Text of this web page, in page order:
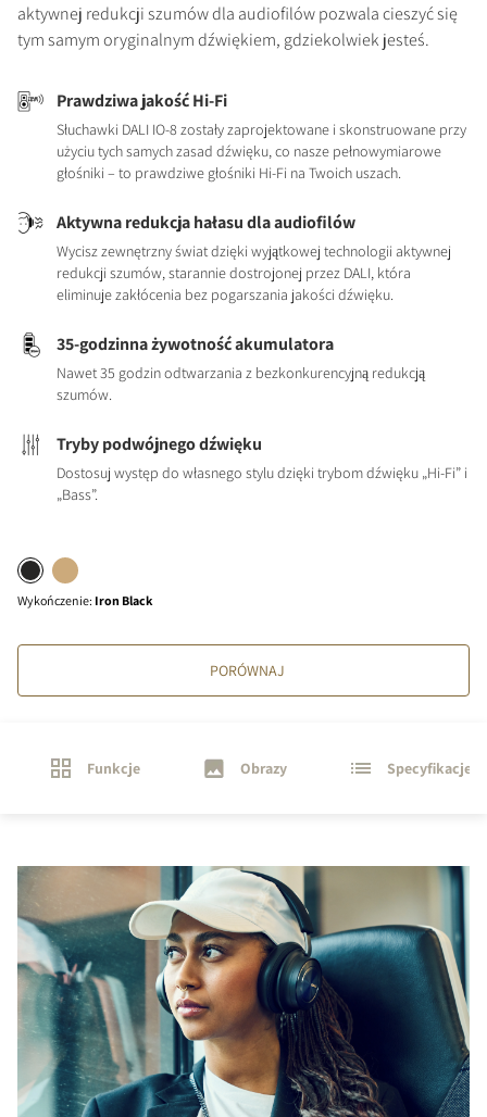
aktywnej redukcji szumów dla audiofilów pozwala cieszyć się
tym samym oryginalnym dźwiękiem, gdziekolwiek jesteś.
Prawdziwa jakość Hi-Fi
Słuchawki DALI IO-8 zostały zaprojektowane i skonstruowane przy
użyciu tych samych zasad dźwięku, co nasze pełnowymiarowe
głośniki – to prawdziwe głośniki Hi-Fi na Twoich uszach.
Aktywna redukcja hałasu dla audiofilów
Wycisz zewnętrzny świat dzięki wyjątkowej technologii aktywnej
redukcji szumów, starannie dostrojonej przez DALI, która
eliminuje zakłócenia bez pogarszania jakości dźwięku.
35-godzinna żywotność akumulatora
Nawet 35 godzin odtwarzania z bezkonkurencyjną redukcją
szumów.
Tryby podwójnego dźwięku
Dostosuj występ do własnego stylu dzięki trybom dźwięku „Hi-Fi” i
„Bass”.
Wykończenie: Iron Black
PORÓWNAJ
Funkcje Obrazy Specyfikacje